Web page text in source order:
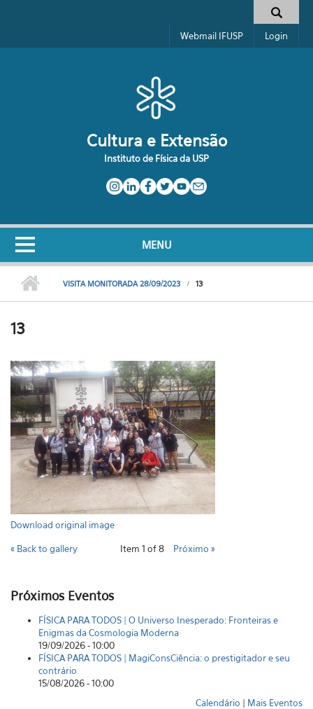
Formulário de busca
Webmail IFUSP Login
Cultura e Extensão
Instituto de Física da USP
MENU
VISITA MONITORADA 28/09/2023 13
13
Download original image
« Back to gallery Item 1 of 8 Próximo »
Próximos Eventos
FÍSICA PARA TODOS | O Universo Inesperado: Fronteiras e
Enigmas da Cosmologia Moderna
19/09/2026 - 10:00
FÍSICA PARA TODOS | MagiConsCiência: o prestigitador e seu
contrário
15/08/2026 - 10:00
Calendário | Mais Eventos